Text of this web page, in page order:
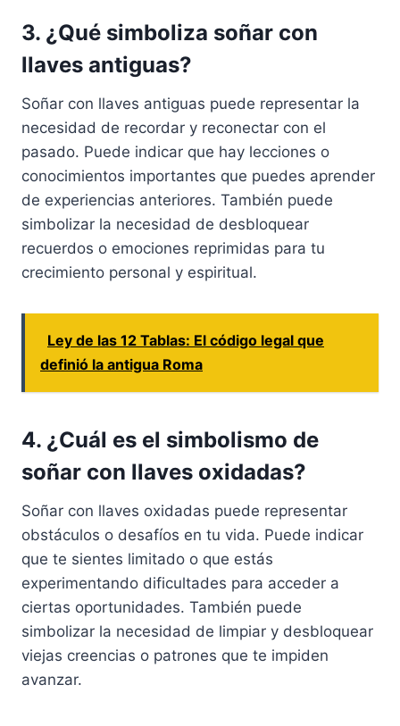
3. ¿Qué simboliza soñar con
llaves antiguas?
Soñar con llaves antiguas puede representar la
necesidad de recordar y reconectar con el
pasado. Puede indicar que hay lecciones o
conocimientos importantes que puedes aprender
de experiencias anteriores. También puede
simbolizar la necesidad de desbloquear
recuerdos o emociones reprimidas para tu
crecimiento personal y espiritual.
Ley de las 12 Tablas: El código legal que
definió la antigua Roma
4. ¿Cuál es el simbolismo de
soñar con llaves oxidadas?
Soñar con llaves oxidadas puede representar
obstáculos o desafíos en tu vida. Puede indicar
que te sientes limitado o que estás
experimentando dificultades para acceder a
ciertas oportunidades. También puede
simbolizar la necesidad de limpiar y desbloquear
viejas creencias o patrones que te impiden
avanzar.